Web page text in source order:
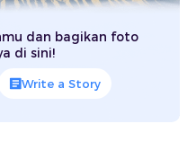
dan bagikan foto
di sini!
Write a Story